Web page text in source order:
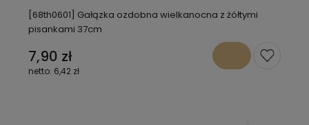
[68th0601] Gałązka ozdobna wielkanocna z żółtymi
pisankami 37cm
7,90 zł
6,42 zł